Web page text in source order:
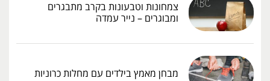
צמחונות וטבעונות בקרב מתבגרים
ומבוגרים – נייר עמדה
מבחן מאמץ בילדים עם מחלות כרוניות